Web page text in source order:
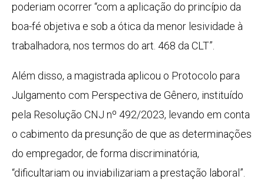
poderiam ocorrer “com a aplicação do princípio da
boa-fé objetiva e sob a ótica da menor lesividade à
trabalhadora, nos termos do art. 468 da CLT”.
Além disso, a magistrada aplicou o Protocolo para
Julgamento com Perspectiva de Gênero, instituído
pela Resolução CNJ nº 492/2023, levando em conta
o cabimento da presunção de que as determinações
do empregador, de forma discriminatória,
“dificultariam ou inviabilizariam a prestação laboral”.